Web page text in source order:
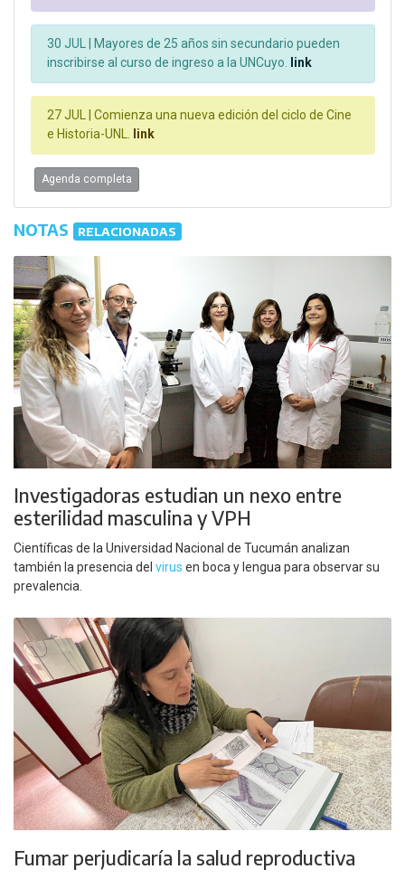
30 JUL |
Mayores de 25 años sin secundario pueden
inscribirse al curso de ingreso a la UNCuyo. link
27 JUL | Comienza una nueva edición del ciclo de Cine
e Historia-UNL. link
Agenda completa
NOTAS RELACIONADAS
Investigadoras estudian un nexo entre
esterilidad masculina y VPH
Científicas de la Universidad Nacional de Tucumán analizan
también la presencia del virus en boca y lengua para observar su
prevalencia.
Fumar perjudicaría la salud reproductiva